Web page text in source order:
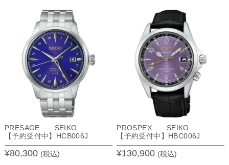
PRESAGE SEIKO
【予約受付中】HCB006J
¥80,300 (税込)
PROSPEX SEIKO
【予約受付中】HBC006J
¥130,900 (税込)